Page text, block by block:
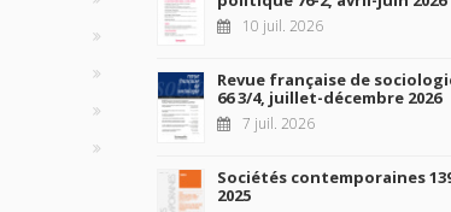
10 juil. 2026
Revue française de
66 3/4, juillet-décembre 2026
7 juil. 2026
Sociétés contemporaines
2025